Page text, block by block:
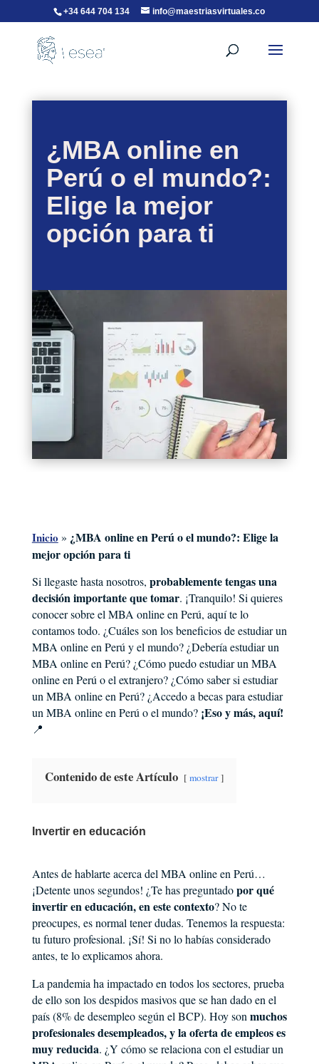
+34 644 704 134 info@maestriasvirtuales.co
¿MBA online en
Perú o el mundo?:
Elige la mejor
opción para ti
Inicio » ¿MBA online en Perú o el mundo?: Elige la
mejor opción para ti
Si llegaste hasta nosotros, probablemente tengas una
decisión importante que tomar. ¡Tranquilo! Si quieres
conocer sobre el MBA online en Perú, aquí te lo
contamos todo. ¿Cuáles son los beneficios de estudiar un
MBA online en Perú y el mundo? ¿Debería estudiar un
MBA online en Perú? ¿Cómo puedo estudiar un MBA
online en Perú o el extranjero? ¿Cómo saber si estudiar
un MBA online en Perú? ¿Accedo a becas para estudiar
un MBA online en Perú o el mundo? ¡Eso y más, aquí!
📍
Contenido de este Artículo mostrar
Invertir en educación
Antes de hablarte acerca del MBA online en Perú…
¡Detente unos segundos! ¿Te has preguntadopor qué
invertir en educación, en este contexto? No te
preocupes, es normal tener dudas. Tenemos la respuesta:
tu futuro profesional. ¡Sí! Si no lo habías considerado
antes, te lo explicamos ahora.
La pandemia ha impactado en todos los sectores, prueba
de ello son los despidos masivos que se han dado en el
país (8% de desempleo según el BCP). Hoy sonmuchos
profesionales desempleados, y la oferta de empleos es
muy reducida. ¿Y cómo se relaciona con el estudiar un